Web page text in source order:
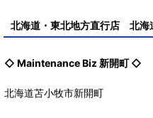
北海道・東北地方直行店 北
◇ Maintenance Biz新開町 ◇
北海道苫小牧市新開町